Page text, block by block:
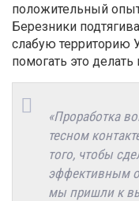
положительный
Березники
слабую территорию
помогать это
«Проработка
тесном
того, чтобы
эффективным
мы пришли к